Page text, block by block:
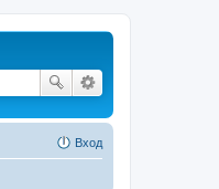
Вход